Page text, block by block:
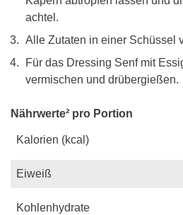
achtel.
Alle Zutaten in einer Schüssel
Für das Dressing Senf mit
vermischen und drübergießen.
Nährwerte² pro Portion
Kalorien (kcal)
Eiweiß
Kohlenhydrate